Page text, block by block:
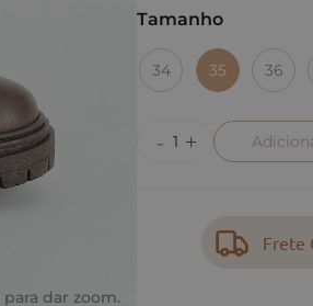
para dar zoom.
Tamanho
34 35 36
Frete